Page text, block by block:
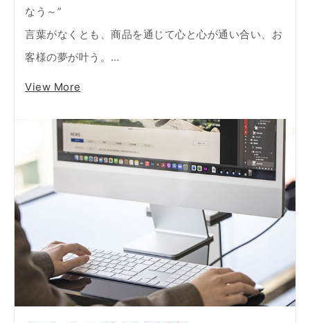
なう～”
言葉がなくとも、商品を通じて心と心が通い合い、お
客様の夢が叶う。…
View More